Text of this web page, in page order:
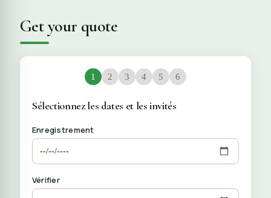
Get your quote
1 2 3 4 5 6
Sélectionnez les dates et les invités
Enregistrement
Vérifier